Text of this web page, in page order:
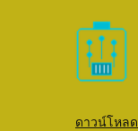
ดาวน์โหลด